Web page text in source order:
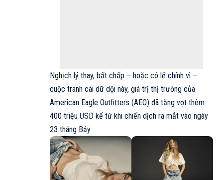
Nghịch lý thay, bất chấp – hoặc có lẽ chính vì –
cuộc tranh cãi dữ dội này, giá trị thị trường của
American Eagle Outfitters (AEO) đã tăng vọt thêm
400 triệu USD kể từ khi chiến dịch ra mắt vào ngày
23 tháng Bảy.